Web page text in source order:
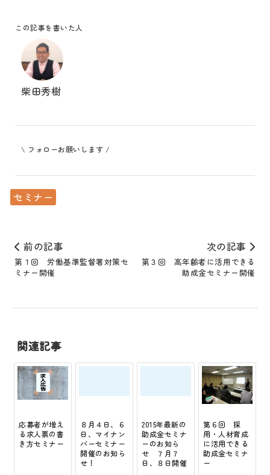
この記事を書いた人
柴田秀樹
\ フォローお願いします /
セミナー
前の記事
第１回 労働基準監督署対策セ
ミナー開催
次の記事
第３回 高年齢者に活用できる
助成金セミナー開催
関連記事
応募者が増え
る求人票の書
き方セミナー
８月４日、６
日、マイナン
バーセミナー
開催のお知ら
せ！
2015年最新の
助成金セミナ
ーのお知ら
せ ７月７
日、８日開催
第６回 採
用・人材育成
に活用できる
助成金セミナ
ー